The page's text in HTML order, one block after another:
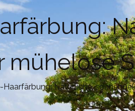
mühelose
Haarfärbung: Natürliche,